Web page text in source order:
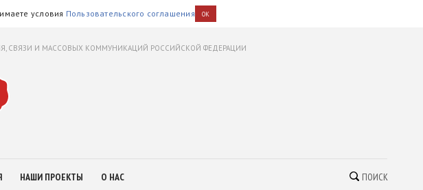
условия Пользовательского соглашения OK
СВЯЗИ И МАССОВЫХ КОММУНИКАЦИЙ РОССИЙСКОЙ ФЕДЕРАЦИИ
НАШИ ПРОЕКТЫ О НАС ПОИСК